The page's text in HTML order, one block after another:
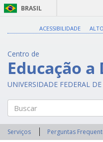
BRASIL
ACESSIBILIDADE
Centro de
Educação
UNIVERSIDADE FEDERAL
Buscar
Serviços Perguntas